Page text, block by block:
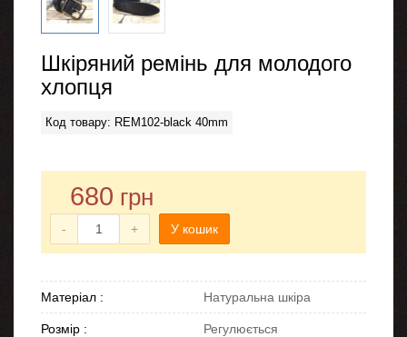
Шкіряний ремінь для молодого
хлопця
Код товару: REM102-black 40mm
680 грн
- + У кошик
Матеріал : Натуральна шкіра
Розмір : Регулюється